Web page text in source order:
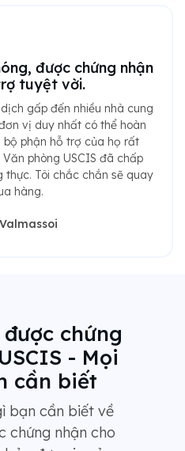
được chứng nhận
tuyệt vời.
gấp đến nhiều nhà cung
vị duy nhất có thể hoàn
phận hỗ trợ của họ rất
phòng USCIS đã chấp
Tôi chắc chắn sẽ quay
hàng.
chứng
- Mọi
cần biết
bạn cần biết về
chứng nhận cho